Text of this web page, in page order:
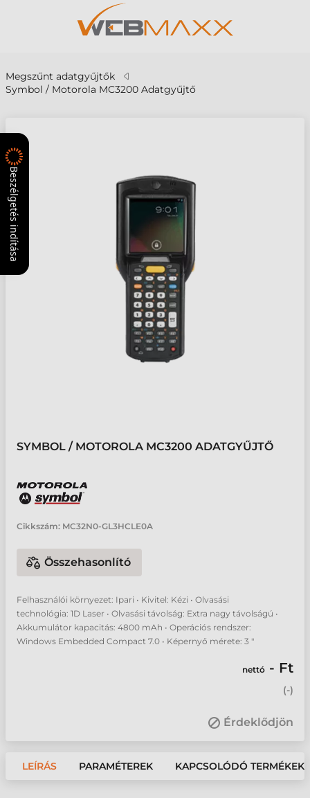
Megszűnt adatgyűjtők
Symbol / Motorola MC3200 Adatgyűjtő
SYMBOL / MOTOROLA MC3200 ADATGYŰJTŐ
Cikkszám: MC32N0-GL3HCLE0A
Összehasonlító
Felhasználói környezet: Ipari • Kivitel: Kézi • Olvasási
technológia: 1D Laser • Olvasási távolság: Extra nagy távolságú •
Akkumulátor kapacitás: 4800 mAh • Operációs rendszer:
Windows Embedded Compact 7.0 • Képernyő mérete: 3 "
nettó - Ft
(-)
Érdeklődjön
LEÍRÁS PARAMÉTEREK KAPCSOLÓDÓ TERMÉKEK
Beszélgetés indítása